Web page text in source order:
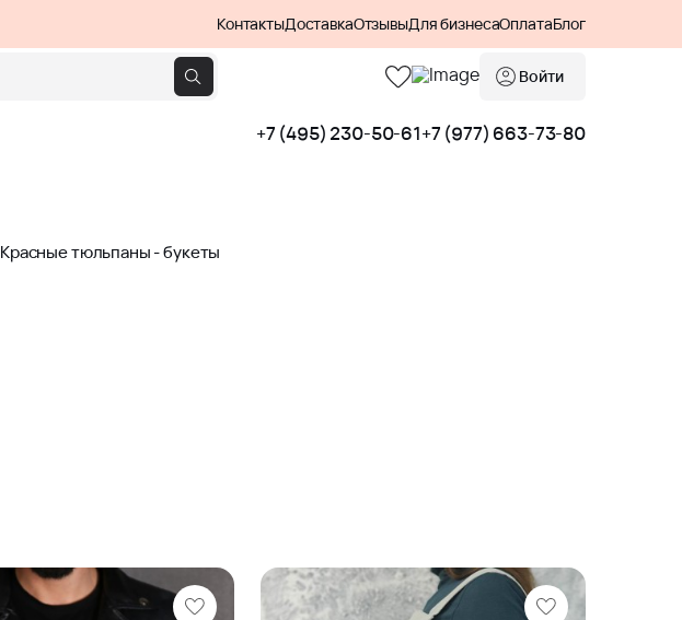
КонтактыДоставкаОтзывыДля бизнесаОплатаБлог
Войти
+7 (495) 230-50-61+7 (977) 663-73-80
Красные тюльпаны - букеты